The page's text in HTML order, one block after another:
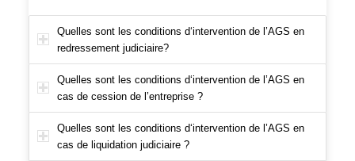
Quelles sont les conditions d‘intervention de l’AGS en
redressement judiciaire?
Quelles sont les conditions d‘intervention de l’AGS en
cas de cession de l’entreprise ?
Quelles sont les conditions d‘intervention de l’AGS en
cas de liquidation judiciaire ?